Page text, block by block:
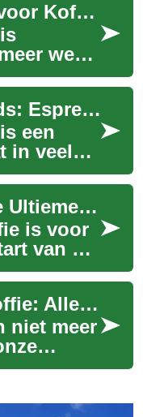
De Complete Gids voor Koffiemachines: Van Espresso tot Latte
weg
houdt
Koffiemachines Gids: Espresso, Cappuccino & Latte
een
in veel
Of
Koffiemachines: De Ultieme Gids voor de Perfecte Kop Koffie
is voor
van de
thuis of
De Perfecte Kop Koffie: Alles over Koffiemachines
niet meer
Deze